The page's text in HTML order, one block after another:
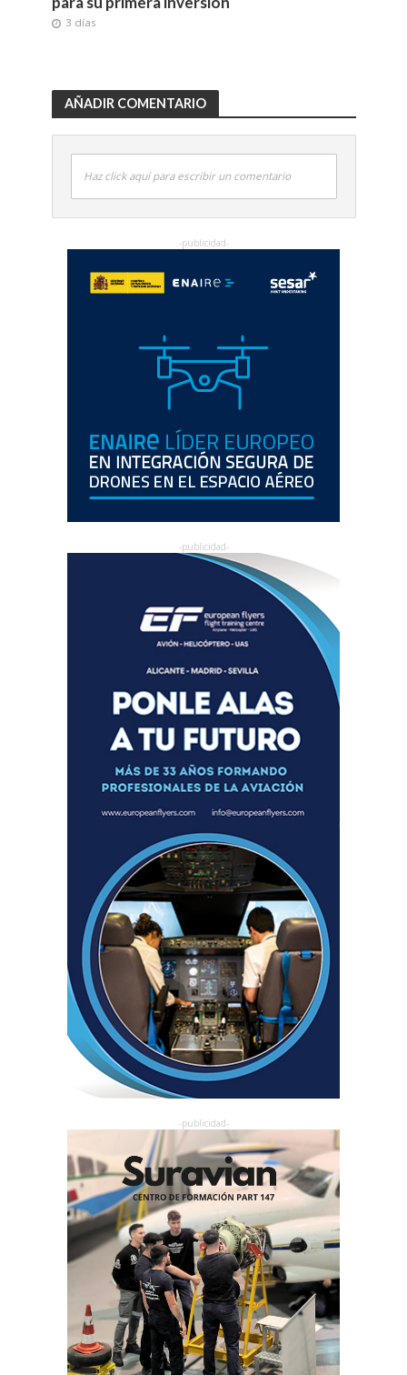
3 días
AÑADIR COMENTARIO
Haz click aquí para escribir un comentario